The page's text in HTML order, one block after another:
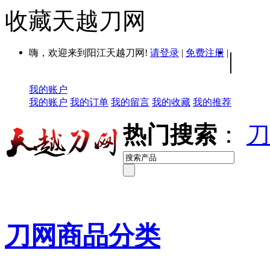
收藏天越刀网
嗨，欢迎来到阳江天越刀网! 请登录 | 免费注册 | |
我的账户
我的账户 我的订单 我的留言 我的收藏 我的推荐
热门搜索 ：
刀网商品分类